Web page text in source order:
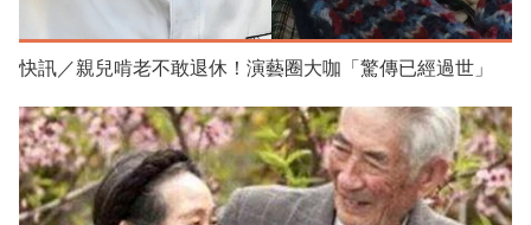
快訊／親兒啃老不敢退休！演藝圈大咖「驚傳已經過世」